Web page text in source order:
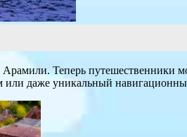
Теперь путешественники
или даже уникальный